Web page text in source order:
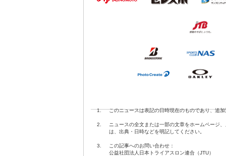
1. このニュースは表記の日時現在のものであり、追
2.
ニュースの全文または一部の文章をホームページ
は、出典・日時などを明記してください。
3.
この記事へのお問い合わせ：
公益社団法人日本トライアスロン連合（JTU）